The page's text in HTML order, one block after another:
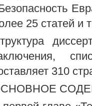
25 статей и
310